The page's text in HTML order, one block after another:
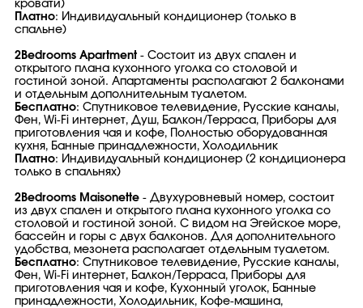
кровати)
Платно: Индивидуальный кондиционер (только в
спальне)
2Bedrooms Apartment - Состоит из двух спален и
открытого плана кухонного уголка со столовой и
гостиной зоной. Апартаменты располагают 2 балконами
и отдельным дополнительным туалетом.
Бесплатно: Спутниковое телевидение, Русские каналы,
Фен, Wi-Fi интернет, Душ, Балкон/Терраса, Приборы для
приготовления чая и кофе, Полностью оборудованная
кухня, Банные принадлежности, Холодильник
Платно: Индивидуальный кондиционер (2 кондиционера
только в спальнях)
2Bedrooms Maisonette - Двухуровневый номер, состоит
из двух спален и открытого плана кухонного уголка со
столовой и гостиной зоной. С видом на Эгейское море,
бассейн и горы с двух балконов. Для дополнительного
удобства, мезонета располагает отдельным туалетом.
Бесплатно: Спутниковое телевидение, Русские каналы,
Фен, Wi-Fi интернет, Балкон/Терраса, Приборы для
приготовления чая и кофе, Кухонный уголок, Банные
принадлежности, Холодильник, Кофе-машина,